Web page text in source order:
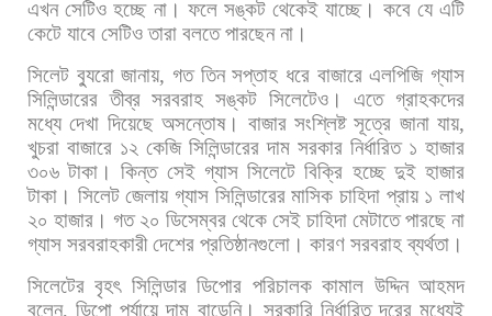
এখন সেটিও হচ্ছে না। ফলে সঙ্কট থেকেই যাচ্ছে। কবে যে এটি
কেটে যাবে সেটিও তারা বলতে পারছেন না।
সিলেট ব্যুরো জানায়, গত তিন সপ্তাহ ধরে বাজারে এলপিজি গ্যাস
সিলিন্ডারের তীব্র সরবরাহ সঙ্কট সিলেটেও। এতে গ্রাহকদের
মধ্যে দেখা দিয়েছে অসন্তোষ। বাজার সংশ্লিষ্ট সূত্রে জানা যায়,
খুচরা বাজারে ১২ কেজি সিলিন্ডারের দাম সরকার নির্ধারিত ১ হাজার
৩০৬ টাকা। কিন্ত সেই গ্যাস সিলেটে বিক্রি হচ্ছে দুই হাজার
টাকা। সিলেট জেলায় গ্যাস সিলিন্ডারের মাসিক চাহিদা প্রায় ১ লাখ
২০ হাজার। গত ২০ ডিসেম্বর থেকে সেই চাহিদা মেটাতে পারছে না
গ্যাস সরবরাহকারী দেশের প্রতিষ্ঠানগুলো। কারণ সরবরাহ ব্যর্থতা।
সিলেটের বৃহৎ সিলিন্ডার ডিপোর পরিচালক কামাল উদ্দিন আহমদ
বলেন,ডিপো পর্যায়ে দাম বাড়েনি। সরকারি নির্ধারিত দরের মধ্যেই